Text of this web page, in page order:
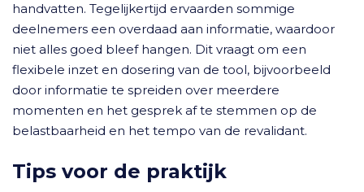
handvatten. Tegelijkertijd ervaarden sommige
deelnemers een overdaad aan informatie, waardoor
niet alles goed bleef hangen. Dit vraagt om een
flexibele inzet en dosering van de tool, bijvoorbeeld
door informatie te spreiden over meerdere
momenten en het gesprek af te stemmen op de
belastbaarheid en het tempo van de revalidant.
Tips voor de praktijk